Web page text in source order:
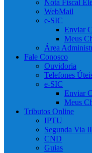
Nota Fiscal
WebMail
e-SIC
Enviar
Meus
Área
Fale Conosco
Ouvidoria
Telefones
e-SIC
Enviar
Meus
Tributos Online
IPTU
Segunda Via
CND
Guias